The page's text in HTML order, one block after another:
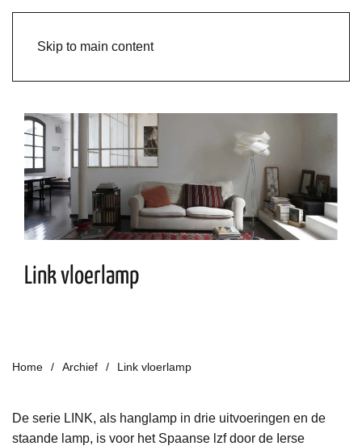
Skip to main content
Link vloerlamp
Home Archief Link vloerlamp
De serie LINK, als hanglamp in drie uitvoeringen en de
staande lamp, is voor het Spaanse lzf door de Ierse